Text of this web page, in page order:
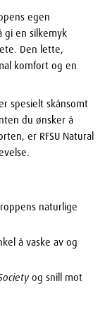
egen
gi en silkemyk
Den lette,
komfort og en
spesielt skånsomt
du ønsker å
er RFSU Natural
naturlige
å vaske av og
og snill mot